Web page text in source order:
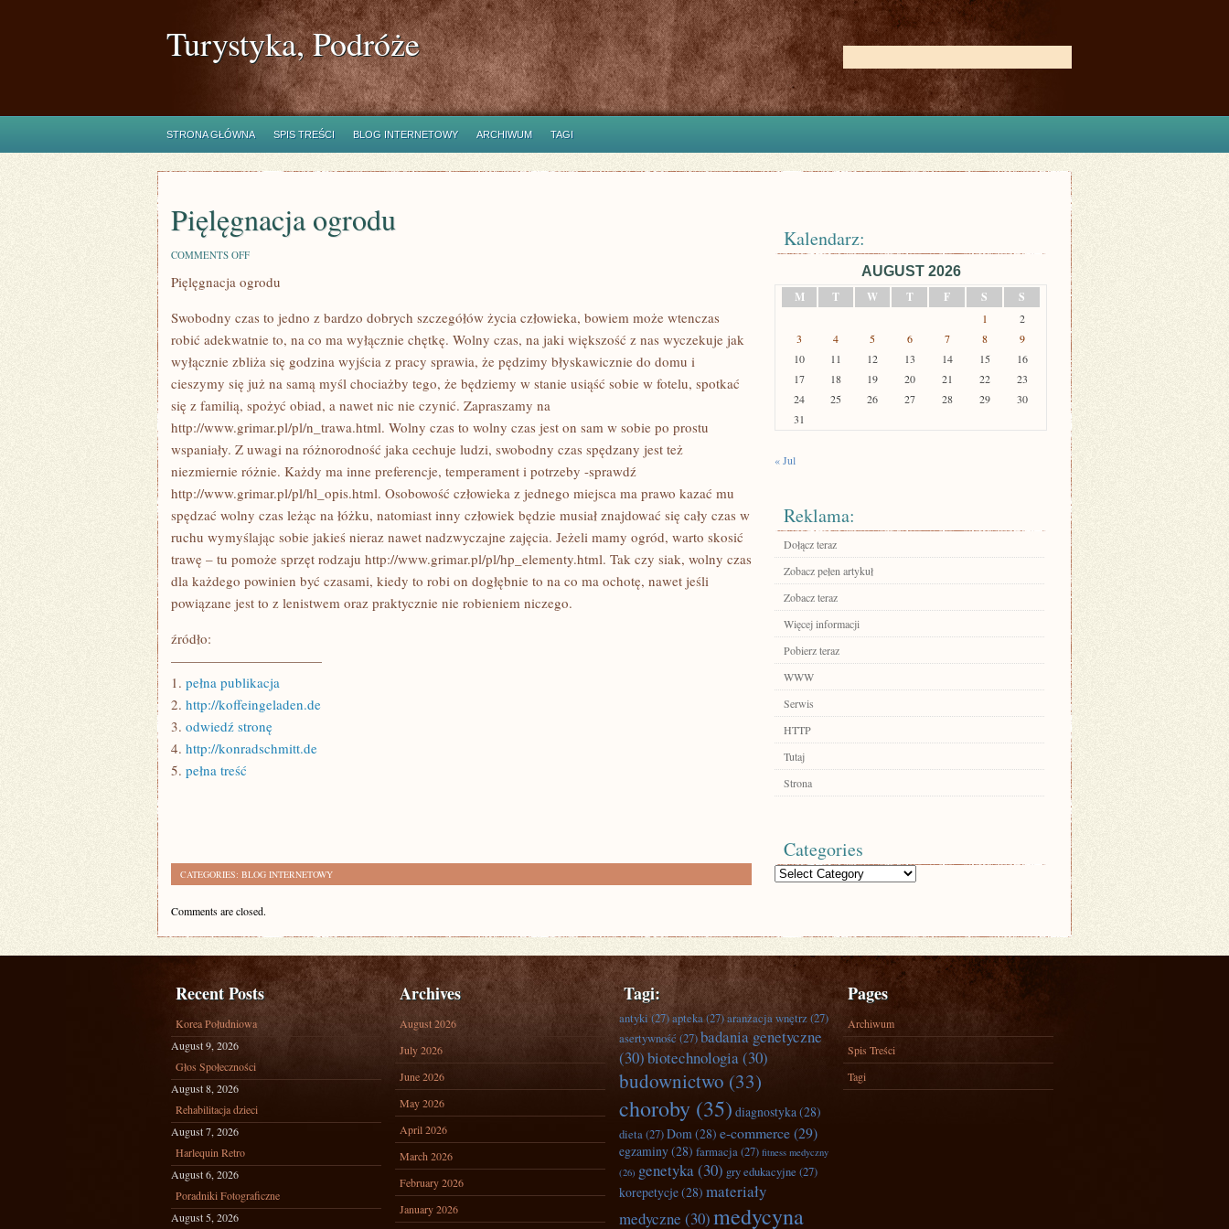
Turystyka, Podróże
STRONA GŁÓWNA SPIS TREŚCI BLOG INTERNETOWY ARCHIWUM TAGI
Pięlęgnacja ogrodu
COMMENTS OFFON
OGRODU
Pięlęgnacja ogrodu
Swobodny czas to jedno z bardzo dobrych szczegółów życia człowieka, bowiem może wtenczas
robić adekwatnie to, na co ma wyłącznie chętkę. Wolny czas, na jaki większość z nas wyczekuje jak
wyłącznie zbliża się godzina wyjścia z pracy sprawia, że pędzimy błyskawicznie do domu i
cieszymy się już na samą myśl chociażby tego, że będziemy w stanie usiąść sobie w fotelu, spotkać
się z familią, spożyć obiad, a nawet nic nie czynić. Zapraszamy na
http://www.grimar.pl/pl/n_trawa.html. Wolny czas to wolny czas jest on sam w sobie po prostu
wspaniały. Z uwagi na różnorodność jaka cechuje ludzi, swobodny czas spędzany jest też
niezmiernie różnie. Każdy ma inne preferencje, temperament i potrzeby -sprawdź
http://www.grimar.pl/pl/hl_opis.html. Osobowość człowieka z jednego miejsca ma prawo kazać mu
spędzać wolny czas leżąc na łóżku, natomiast inny człowiek będzie musiał znajdować się cały czas w
ruchu wymyślając sobie jakieś nieraz nawet nadzwyczajne zajęcia. Jeżeli mamy ogród, warto skosić
trawę – tu pomoże sprzęt rodzaju http://www.grimar.pl/pl/hp_elementy.html. Tak czy siak, wolny czas
dla każdego powinien być czasami, kiedy to robi on dogłębnie to na co ma ochotę, nawet jeśli
powiązane jest to z lenistwem oraz praktycznie nie robieniem niczego.
źródło:
———————————
1. pełna publikacja
2. http://koffeingeladen.de
3. odwiedź stronę
4. http://konradschmitt.de
5. pełna treść
CATEGORIES: BLOG INTERNETOWY
Comments are closed.
Kalendarz:
AUGUST 2026
M
T W T F S S
1
2
3
4 5 6 7 8
9
10
11 12 13 14 15
16
17
18 19 20 21 22
23
24
25 26 27 28 29
30
31
« Jul
Reklama:
Dołącz teraz
Zobacz pełen artykuł
Zobacz teraz
Więcej informacji
Pobierz teraz
WWW
Serwis
HTTP
Tutaj
Strona
Categories
Categories
Recent Posts
Korea Południowa
August 9, 2026
Głos Społeczności
August 8, 2026
Rehabilitacja dzieci
August 7, 2026
Harlequin Retro
August 6, 2026
Poradniki Fotograficzne
August 5, 2026
Archives
August 2026
July 2026
June 2026
May 2026
April 2026
March 2026
February 2026
January 2026
Tagi:
antyki(27)apteka(27)aranżacja wnętrz(27)
asertywność (27)badania genetyczne
(30)biotechnologia(30)
budownictwo (33)
choroby (35) diagnostyka(28)
dieta(27)Dom(28) e-commerce(29)
egzaminy(28) farmacja(27) fitness medyczny
(26) genetyka(30) gry edukacyjne (27)
korepetycje(28) materiały
medyczne (30)medycyna
Pages
Archiwum
Spis Treści
Tagi